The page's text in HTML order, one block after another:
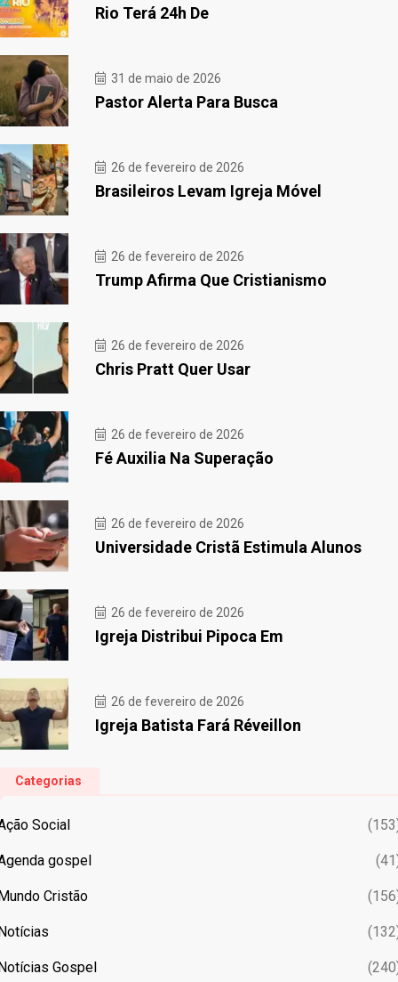
Rio Terá 24h De
31 de maio de 2026
Pastor Alerta Para Busca
26 de fevereiro de 2026
Brasileiros Levam Igreja Móvel
26 de fevereiro de 2026
Trump Afirma Que Cristianismo
26 de fevereiro de 2026
Chris Pratt Quer Usar
26 de fevereiro de 2026
Fé Auxilia Na Superação
26 de fevereiro de 2026
Universidade Cristã Estimula Alunos
26 de fevereiro de 2026
Igreja Distribui Pipoca Em
26 de fevereiro de 2026
Igreja Batista Fará Réveillon
Categorias
Social
gospel
Cristão
Gospel